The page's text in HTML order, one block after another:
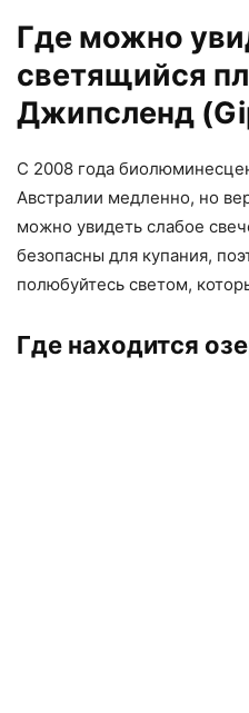
Где можно
светящийся
Джипсленд
С 2008 года
Австралии медленно, но
можно увидеть слабое
безопасны для купания,
полюбуйтесь светом,
Где находится